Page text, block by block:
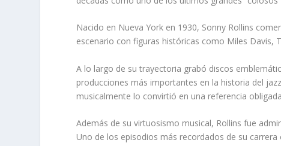
Nacido en Nueva York en 1930, Sonny Rollins
escenario con figuras históricas como Miles Davis,
A lo largo de su trayectoria grabó discos
producciones más importantes en la historia del
musicalmente lo convirtió en una referencia
Además de su virtuosismo musical, Rollins fue
Uno de los episodios más recordados de su